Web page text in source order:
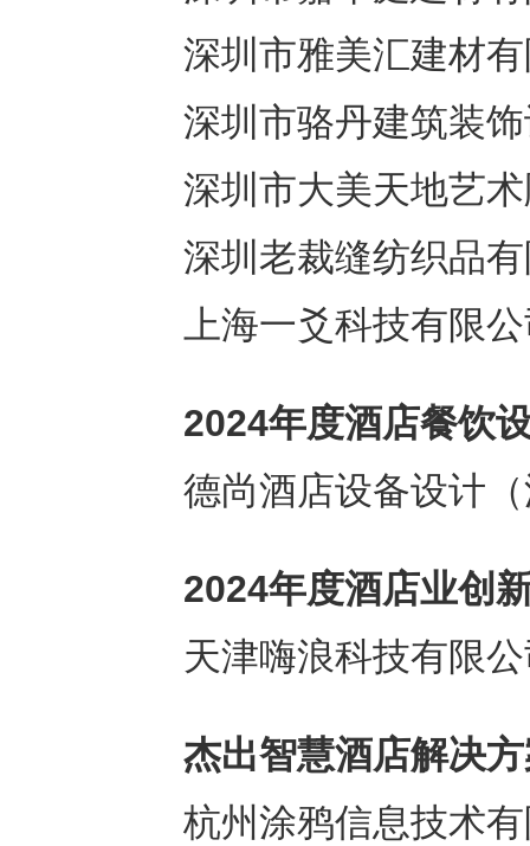
深圳市雅美汇建材
深圳市骆丹建筑装
深圳市大美天地艺
深圳老裁缝纺织品
上海一爻科技有限
2024年度酒店餐饮
德尚酒店设备设计
2024年度酒店业创
天津嗨浪科技有限
杰出智慧酒店解决⽅
杭州涂鸦信息技术